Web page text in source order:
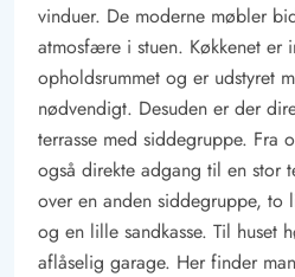
vinduer. De moderne møbler
atmosfære i stuen. Køkkenet er
opholdsrummet og er udstyret
nødvendigt. Desuden er der
terrasse med siddegruppe. Fra
også direkte adgang til en stor
over en anden siddegruppe, to
og en lille sandkasse. Til huset
aflåselig garage. Her finder